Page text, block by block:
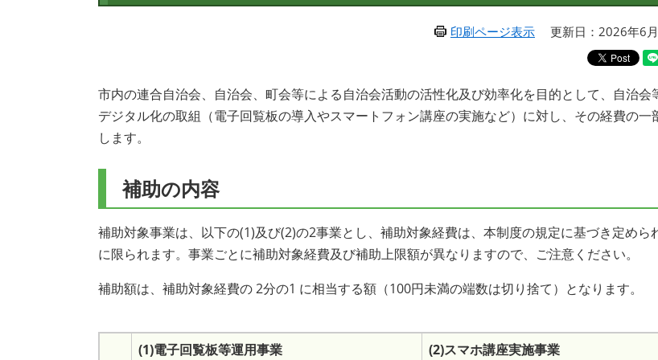
印刷ページ表示 更新日：2026年6
市内の連合自治会、自治会、町会等による自治会活動の活性化及び効率化を目的として、自治会
デジタル化の取組（電子回覧板の導入やスマートフォン講座の実施など）に対し、その経費の一
します。
補助の内容
補助対象事業は、以下の(1)及び(2)の2事業とし、補助対象経費は、本制度の規定に基づき定めら
に限られます。事業ごとに補助対象経費及び補助上限額が異なりますので、ご注意ください。
補助額は、補助対象経費の 2分の1 に相当する額（100円未満の端数は切り捨て）となります。
(1)電子回覧板等運用事業
(2)スマホ講座実施事業